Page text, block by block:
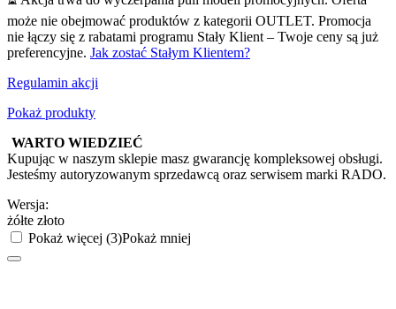
może nie obejmować produktów z kategorii OUTLET. Promocja
nie łączy się z rabatami programu Stały Klient – Twoje ceny są już
preferencyjne. Jak zostać Stałym Klientem?
Regulamin akcji
Pokaż produkty
WARTO WIEDZIEĆ
Kupując w naszym sklepie masz gwarancję kompleksowej obsługi.
Jesteśmy autoryzowanym sprzedawcą oraz serwisem marki RADO.
Wersja:
żółte złoto
Pokaż więcej (3)Pokaż mniej